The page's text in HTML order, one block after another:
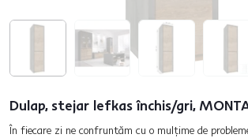
Dulap, stejar lefkas închis/gri,
În fiecare zi ne confruntăm cu o mulţime de